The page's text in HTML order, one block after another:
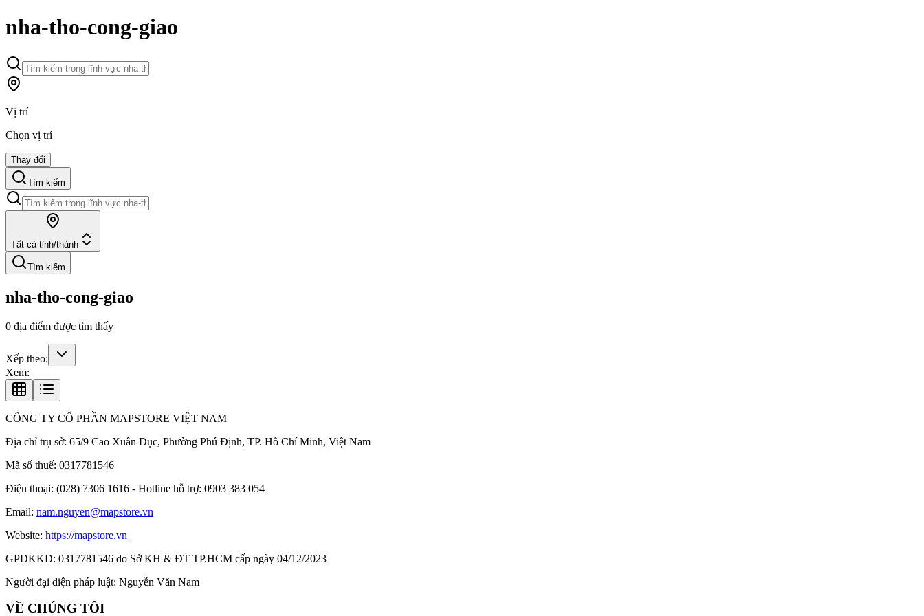
nha-tho-cong-giao
Vị trí
Chọn vị trí
Thay đổi
Tìm kiếm
Tất cả tỉnh/thành
Tìm kiếm
nha-tho-cong-giao
0 địa điểm được tìm thấy
Xếp theo:
Xem:
CÔNG TY CỔ PHẦN MAPSTORE VIỆT NAM
Địa chỉ trụ sở: 65/9 Cao Xuân Dục, Phường Phú Định, TP. Hồ Chí Minh, Việt Nam
Mã số thuế: 0317781546
Điện thoại: (028) 7306 1616 - Hotline hỗ trợ: 0903 383 054
Email: nam.nguyen@mapstore.vn
Website: https://mapstore.vn
GPDKKD: 0317781546 do Sở KH & ĐT TP.HCM cấp ngày 04/12/2023
Người đại diện pháp luật: Nguyễn Văn Nam
VỀ CHÚNG TÔI